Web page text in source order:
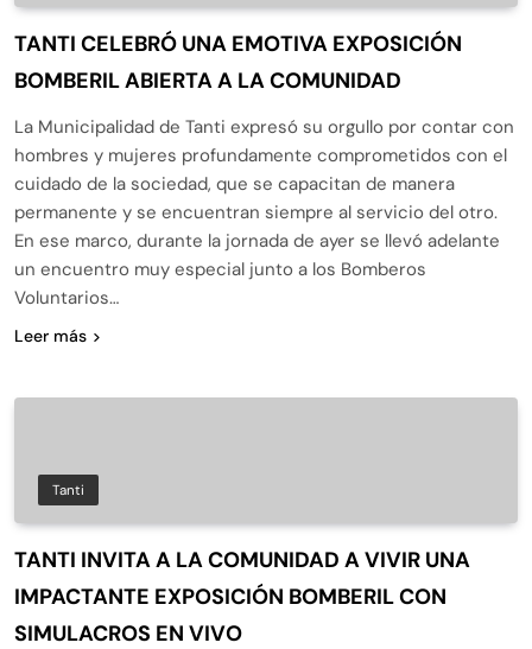
TANTI CELEBRÓ UNA EMOTIVA EXPOSICIÓN
BOMBERIL ABIERTA A LA COMUNIDAD
La Municipalidad de Tanti expresó su orgullo por contar con
hombres y mujeres profundamente comprometidos con el
cuidado de la sociedad, que se capacitan de manera
permanente y se encuentran siempre al servicio del otro.
En ese marco, durante la jornada de ayer se llevó adelante
un encuentro muy especial junto a los Bomberos
Voluntarios…
Leer más
Tanti
TANTI INVITA A LA COMUNIDAD A VIVIR UNA
IMPACTANTE EXPOSICIÓN BOMBERIL CON
SIMULACROS EN VIVO